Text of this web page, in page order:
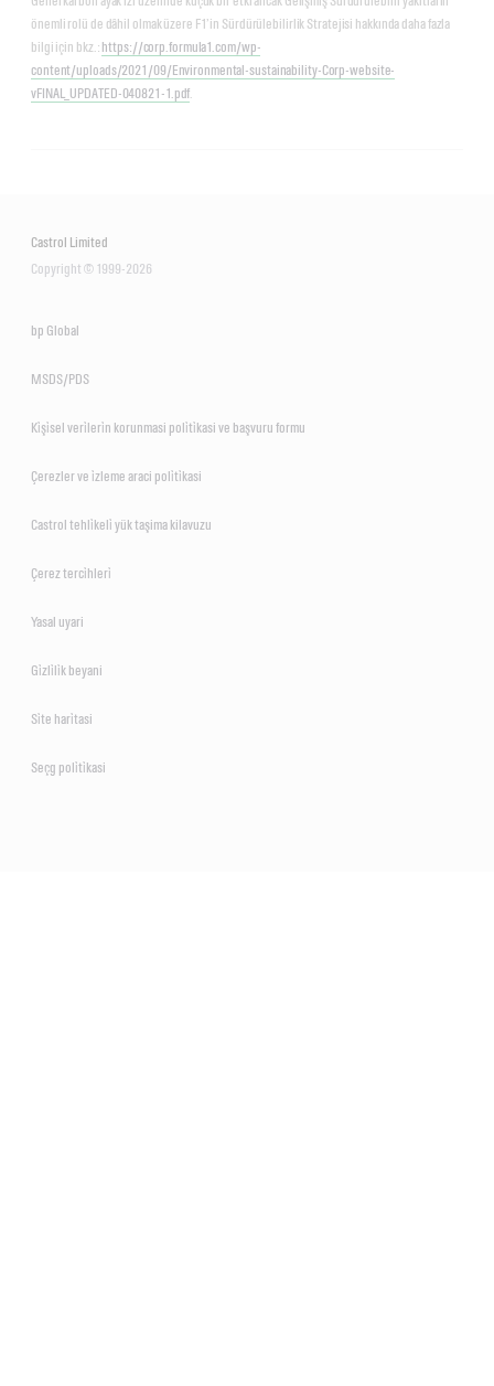
önemli rolü de dâhil olmak üzere F1’in Sürdürülebilirlik Stratejisi hakkında daha fazla
bilgi için bkz.: https://corp.formula1.com/wp-
content/uploads/2021/09/Environmental-sustainability-Corp-website-
vFINAL_UPDATED-040821-1.pdf
Castrol Limited
Copyright © 1999-2026
bp Global
MSDS/PDS
Ki̇şi̇sel veri̇leri̇n korunmasi poli̇ti̇kasi ve başvuru formu
Çerezler ve i̇zleme araci poli̇ti̇kasi
Castrol tehli̇keli̇ yük taşima kilavuzu
Çerez terci̇hleri̇
Yasal uyari
Gi̇zli̇li̇k beyani
Si̇te hari̇tasi
Seçg poli̇ti̇kasi